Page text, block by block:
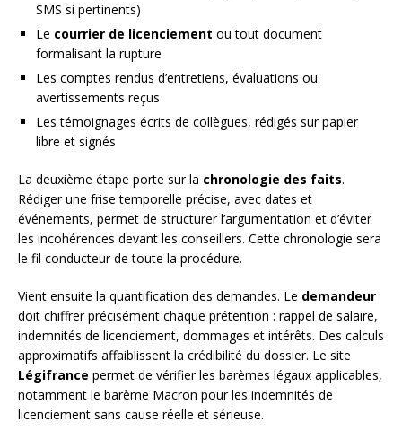
SMS si pertinents)
Le courrier de licenciement ou tout document
formalisant la rupture
Les comptes rendus d’entretiens, évaluations ou
avertissements reçus
Les témoignages écrits de collègues, rédigés sur papier
libre et signés
La deuxième étape porte sur la chronologie des faits.
Rédiger une frise temporelle précise, avec dates et
événements, permet de structurer l’argumentation et d’éviter
les incohérences devant les conseillers. Cette chronologie sera
le fil conducteur de toute la procédure.
Vient ensuite la quantification des demandes. Le demandeur
doit chiffrer précisément chaque prétention : rappel de salaire,
indemnités de licenciement, dommages et intérêts. Des calculs
approximatifs affaiblissent la crédibilité du dossier. Le site
Légifrance permet de vérifier les barèmes légaux applicables,
notamment le barème Macron pour les indemnités de
licenciement sans cause réelle et sérieuse.